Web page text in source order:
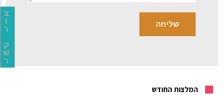
צ
ו
ר
ק
ש
ר
המלצות החודש